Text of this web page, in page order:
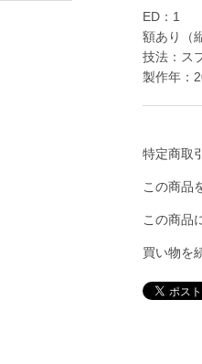
ED：1
額あり（
技法：ス
製作年：
特定商取
この商品
この商品
買い物を